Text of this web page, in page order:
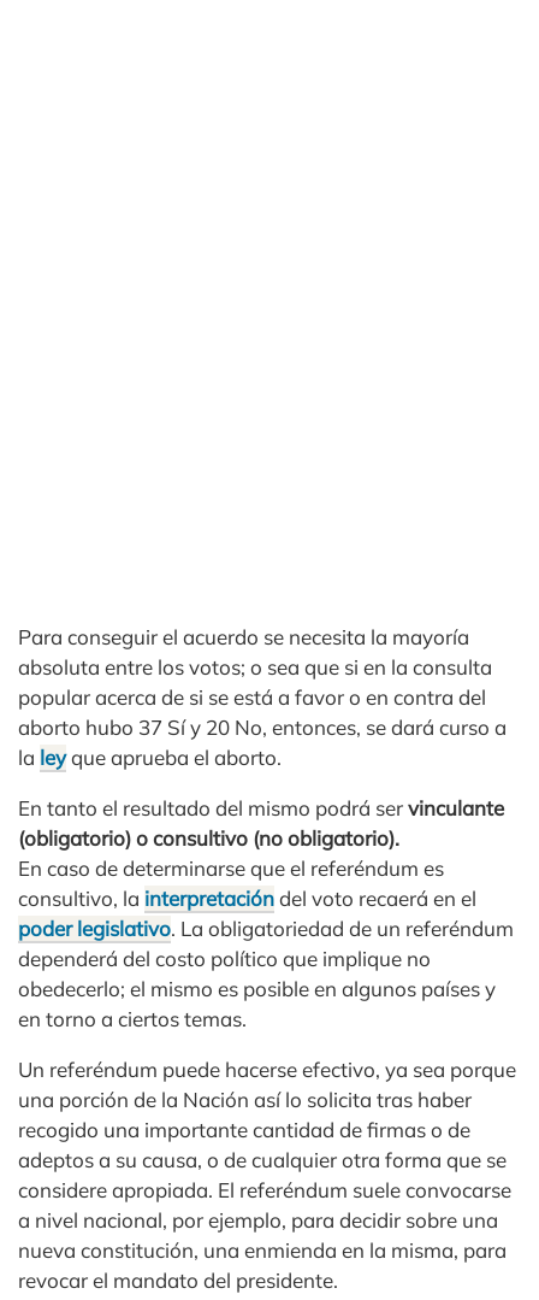
Para conseguir el acuerdo se necesita la mayoría
absoluta entre los votos; o sea que si en la consulta
popular acerca de si se está a favor o en contra del
aborto hubo 37 Sí y 20 No, entonces, se dará curso a
la leyque aprueba el aborto.
En tanto el resultado del mismo podrá servinculante
(obligatorio) o consultivo (no obligatorio).
En caso de determinarse que el referéndum es
consultivo, la interpretacióndel voto recaerá en el
poder legislativo. La obligatoriedad de un referéndum
dependerá del costo político que implique no
obedecerlo; el mismo es posible en algunos países y
en torno a ciertos temas.
Un referéndum puede hacerse efectivo, ya sea porque
una porción de la Nación así lo solicita tras haber
recogido una importante cantidad de firmas o de
adeptos a su causa, o de cualquier otra forma que se
considere apropiada. El referéndum suele convocarse
a nivel nacional, por ejemplo, para decidir sobre una
nueva constitución, una enmienda en la misma, para
revocar el mandato del presidente.